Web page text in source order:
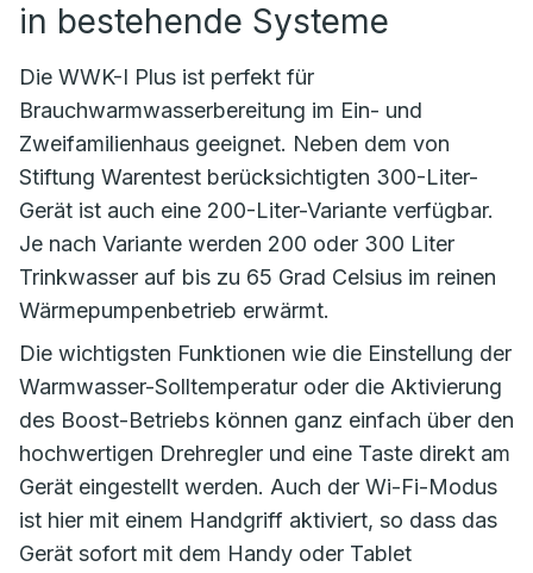
in bestehende Systeme
Die WWK-I Plus ist perfekt für
Brauchwarmwasserbereitung im Ein- und
Zweifamilienhaus geeignet. Neben dem von
Stiftung Warentest berücksichtigten 300-Liter-
Gerät ist auch eine 200-Liter-Variante verfügbar.
Je nach Variante werden 200 oder 300 Liter
Trinkwasser auf bis zu 65 Grad Celsius im reinen
Wärmepumpenbetrieb erwärmt.
Die wichtigsten Funktionen wie die Einstellung der
Warmwasser-Solltemperatur oder die Aktivierung
des Boost-Betriebs können ganz einfach über den
hochwertigen Drehregler und eine Taste direkt am
Gerät eingestellt werden. Auch der Wi-Fi-Modus
ist hier mit einem Handgriff aktiviert, so dass das
Gerät sofort mit dem Handy oder Tablet